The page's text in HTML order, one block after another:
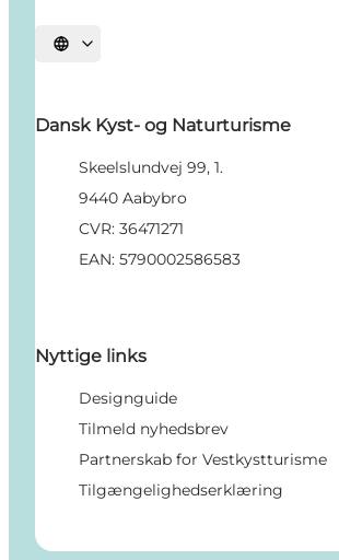
Vælg sprog
Dansk Kyst- og Naturturisme
Skeelslundvej 99, 1.
9440 Aabybro
CVR: 36471271
EAN: 5790002586583
Nyttige links
Designguide
Tilmeld nyhedsbrev
Partnerskab for Vestkystturisme
Tilgængelighedserklæring